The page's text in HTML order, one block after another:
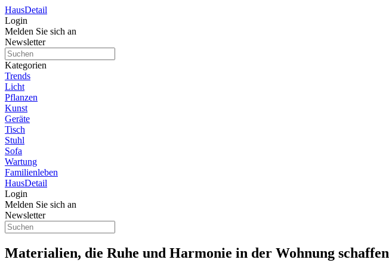
HausDetail
Login
Melden Sie sich an
Newsletter
Kategorien
Trends
Licht
Pflanzen
Kunst
Geräte
Tisch
Stuhl
Sofa
Wartung
Familienleben
HausDetail
Login
Melden Sie sich an
Newsletter
Materialien, die Ruhe und Harmonie in der Wohnung schaffen